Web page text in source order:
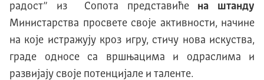
радост” из Сопота представићена штанду
Министарства просвете своје активности, начине
на које истражују кроз игру, стичу нова искуства,
граде односе са вршњацима и одраслима и
развијају своје потенцијале и таленте.